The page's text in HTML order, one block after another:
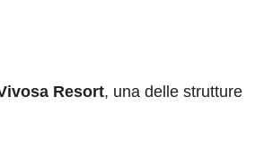
Resort, una delle strutture